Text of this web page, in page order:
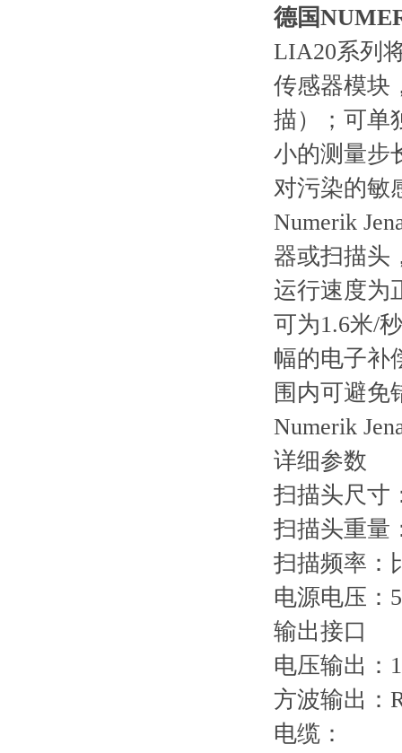
德国
LIA20系列
传感器模块
描）；可单
小的测量步
对污染的敏
Numerik
器或扫描头
运行速度为
可为1.6米/
幅的电子补
围内可避免
Numerik
详细参数
扫描头尺寸
扫描头重量
扫描频率：
电源电压：
输出接口
电压输出：
方波输出：
电缆：